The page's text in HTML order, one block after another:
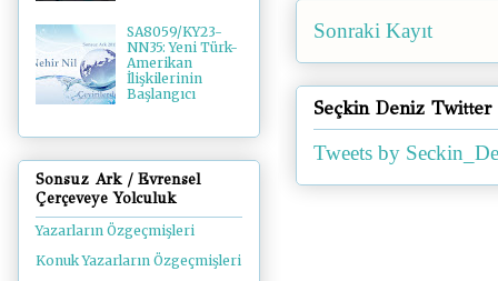
Sonraki Kayıt
Seçkin Deniz Twitter
Tweets by
SA8059/KY23-
NN35: Yeni Türk-
Amerikan
İlişkilerinin
Başlangıcı
Sonsuz Ark / Evrensel
Çerçeveye Yolculuk
Yazarların Özgeçmişleri
Konuk Yazarların Özgeçmişleri